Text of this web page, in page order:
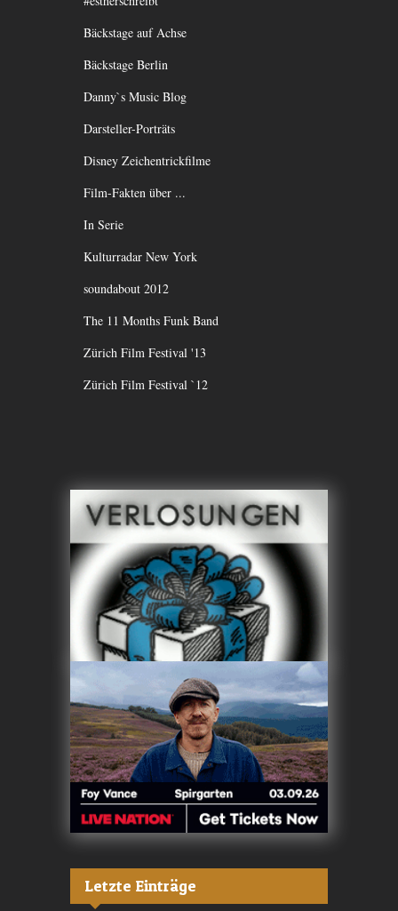
Bäckstage auf Achse
Bäckstage Berlin
Danny`s Music Blog
Darsteller-Porträts
Disney Zeichentrickfilme
Film-Fakten über ...
In Serie
Kulturradar New York
soundabout 2012
The 11 Months Funk Band
Zürich Film Festival '13
Zürich Film Festival `12
Letzte Einträge